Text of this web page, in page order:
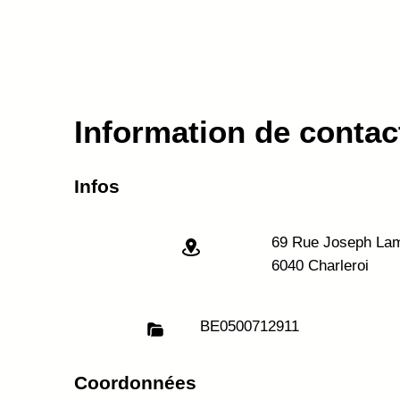
Information de
Infos
69 Rue Joseph
6040 Charleroi
BE0500712911
Coordonnées